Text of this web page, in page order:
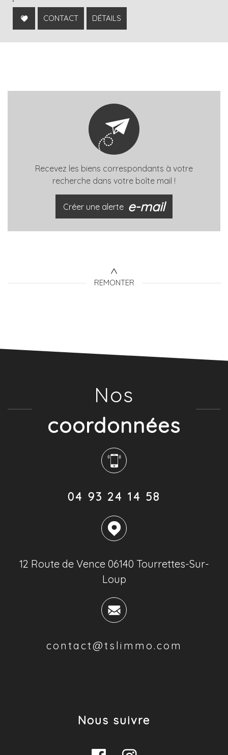
CONTACT DÉTAILS
Recevez les biens correspondants à votre
recherche dans votre boîte mail !
Créer une alerte e-mail
REMONTER
Nos
coordonnées
04 93 24 14 58
12 Route de Vence 06140 Tourrettes-Sur-
Loup
contact@tslimmo.com
Nous suivre